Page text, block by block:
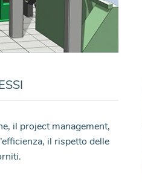
il project management,
il rispetto delle